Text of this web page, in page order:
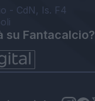
- CdN, Is. F4
su Fantacalcio?